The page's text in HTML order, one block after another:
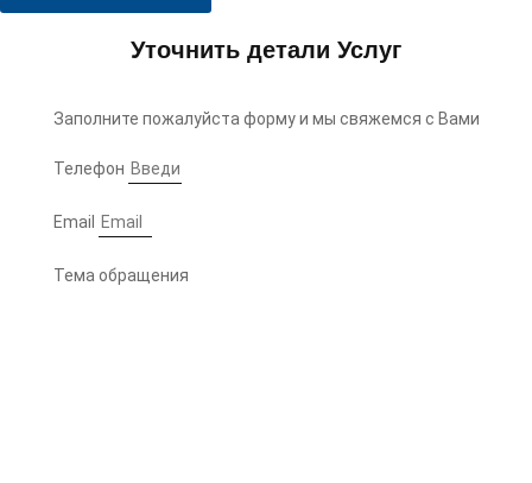
Уточнить детали Услуг
Заполните пожалуйста форму и мы свяжемся с Вами
Телефон
Email
Тема обращения